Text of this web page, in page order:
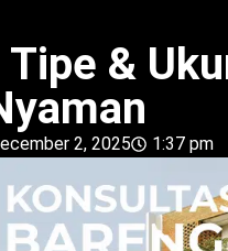
&
2, 2025 1:37 pm